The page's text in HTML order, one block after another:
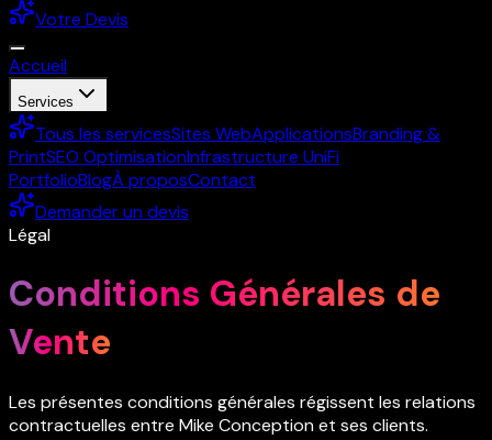
Votre Devis
Accueil
Services
Tous les servicesSites WebApplicationsBranding &
PrintSEO OptimisationInfrastructure UniFi
PortfolioBlogÀ proposContact
Demander un devis
Légal
Conditions Générales de
Vente
Les présentes conditions générales régissent les relations
contractuelles entre Mike Conception et ses clients.